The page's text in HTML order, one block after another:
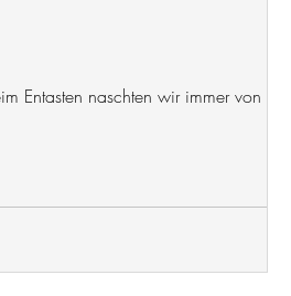
Entasten naschten wir immer von